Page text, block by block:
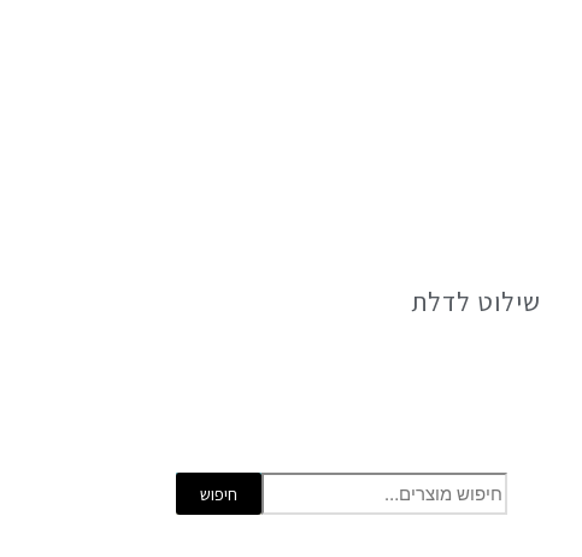
שילוט לדלת
חיפוש
עבור:
חיפוש